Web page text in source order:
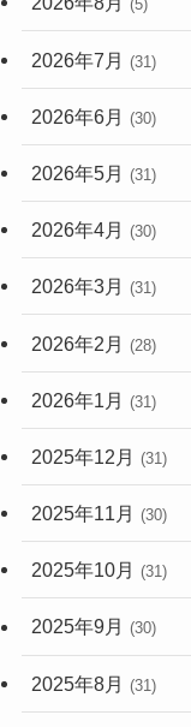
(248)
(5)
2026年7月 (31)
2026年6月 (30)
2026年5月 (31)
2026年4月 (30)
2026年3月 (31)
2026年2月 (28)
2026年1月 (31)
2025年12月 (31)
2025年11月 (30)
2025年10月 (31)
2025年9月 (30)
2025年8月 (31)